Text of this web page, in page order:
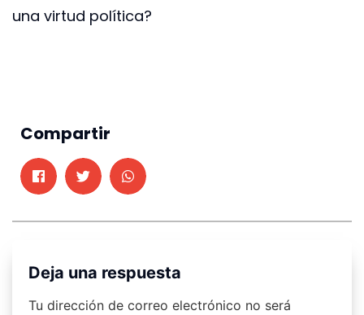
una virtud política?
Compartir
Deja una respuesta
Tu dirección de correo electrónico no será